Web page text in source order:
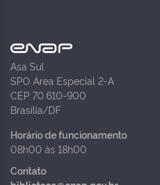
Asa Sul
SPO Área Especial 2-A
CEP 70.610-900
Brasília/DF
Horário de funcionamento
08h00 às 18h00
Contato